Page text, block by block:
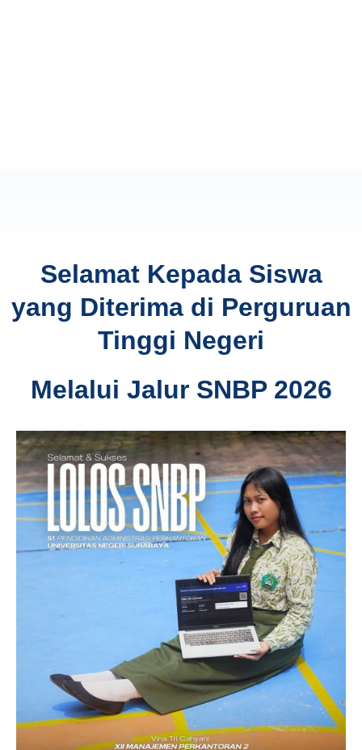
Selamat Kepada Siswa
yang Diterima di Perguruan
Tinggi Negeri
Melalui Jalur SNBP 2026